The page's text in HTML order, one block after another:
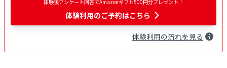
体験後アンケート回答でAmazonギフト500円分プレゼント！
体験利用のご予約はこちら
体験利用の流れを見る